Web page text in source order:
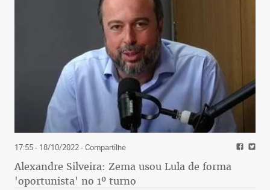
17:55 - 18/10/2022- Compartilhe
Alexandre Silveira: Zema usou Lula de forma
'oportunista' no 1º turno